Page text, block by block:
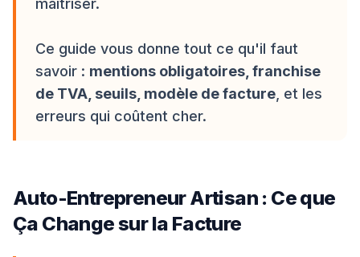
maîtriser.
Ce guide vous donne tout ce qu'il faut
savoir : mentions obligatoires, franchise
de TVA, seuils, modèle de facture , et les
erreurs qui coûtent cher.
Auto-Entrepreneur Artisan : Ce que
Ça Change sur la Facture